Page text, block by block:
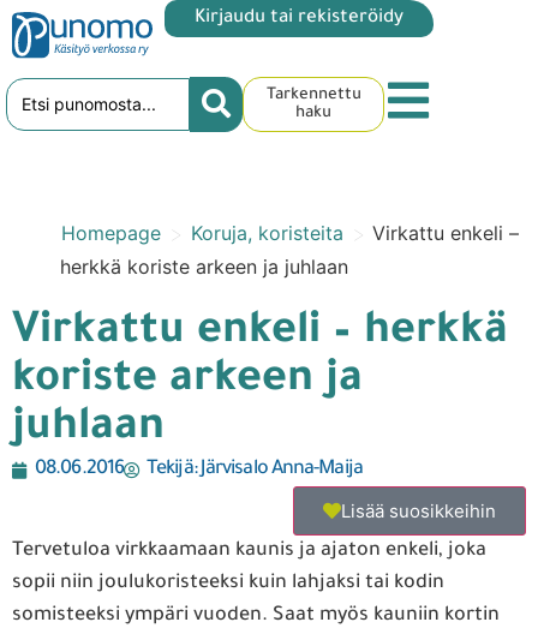
Kirjaudu tai rekisteröidy
Tarkennettu
haku
Homepage > Koruja, koristeita > Virkattu enkeli –
herkkä koriste arkeen ja juhlaan
Virkattu enkeli – herkkä
koriste arkeen ja
juhlaan
08.06.2016 Tekijä:Järvisalo Anna-Maija
Lisää suosikkeihin
Tervetuloa virkkaamaan kaunis ja ajaton enkeli, joka
sopii niin joulukoristeeksi kuin lahjaksi tai kodin
somisteeksi ympäri vuoden. Saat myös kauniin kortin